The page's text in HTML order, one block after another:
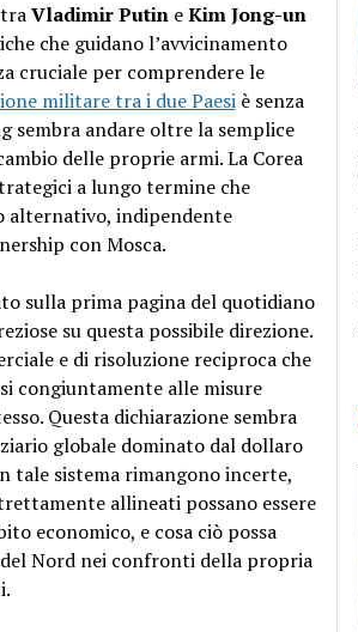
Vladimir PutineKim Jong-un
che guidano l’avvicinamento
cruciale per comprendere le
militare tra i due Paesiè senza
sembra andare oltre la semplice
delle proprie armi. La Corea
a lungo termine che
alternativo, indipendente
con Mosca.
sulla prima pagina del quotidiano
su questa possibile direzione.
e di risoluzione reciproca che
congiuntamente alle misure
Questa dichiarazione sembra
globale dominato dal dollaro
tale sistema rimangono incerte,
allineati possano essere
economico, e cosa ciò possa
Nord nei confronti della propria